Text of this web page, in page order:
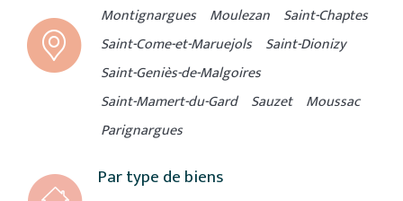
Montignargues Moulezan Saint-Chaptes
Saint-Come-et-Maruejols Saint-Dionizy
Saint-Geniès-de-Malgoires
Saint-Mamert-du-Gard Sauzet Moussac
Parignargues
Par type de biens